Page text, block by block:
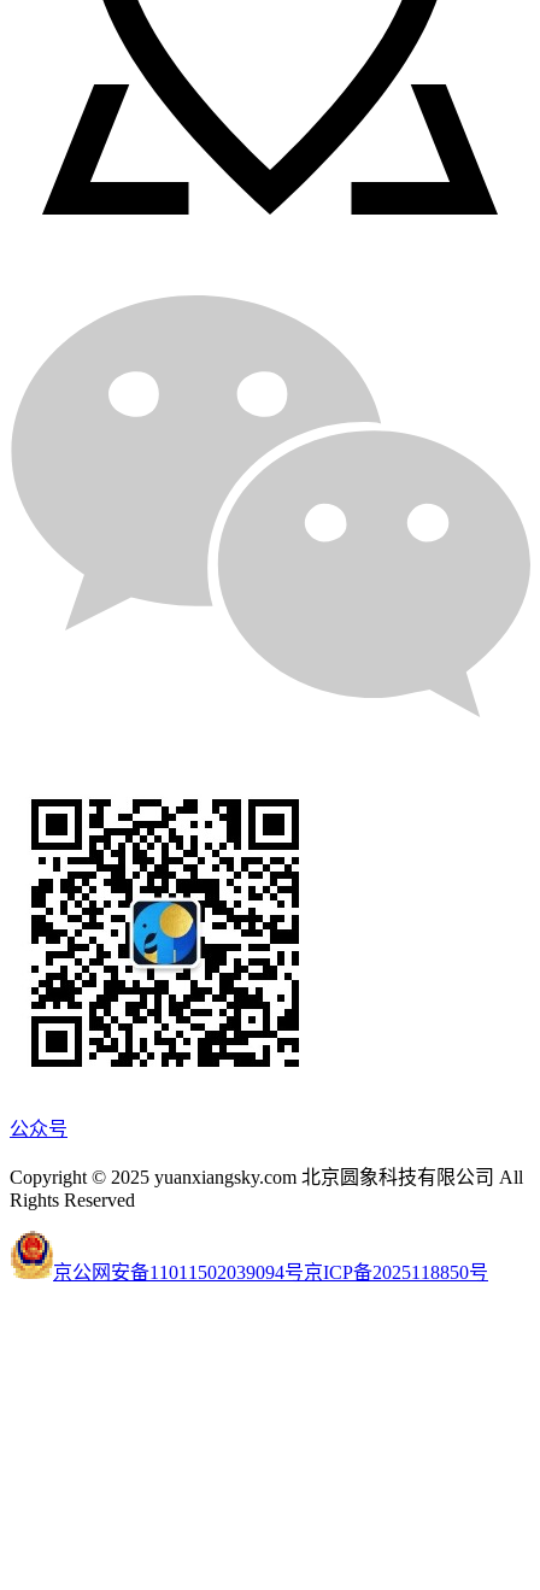
公众号
Copyright © 2025 yuanxiangsky.com 北京圆象科技有限公司 All
Rights Reserved
京公网安备11011502039094号京ICP备2025118850号